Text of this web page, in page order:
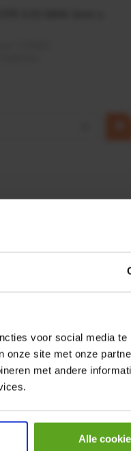
voor social media te
onze site met onze
met andere
Alle
12209
Solo